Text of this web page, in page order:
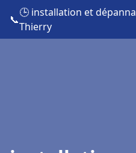
📞
🕒 installation et
Thierry